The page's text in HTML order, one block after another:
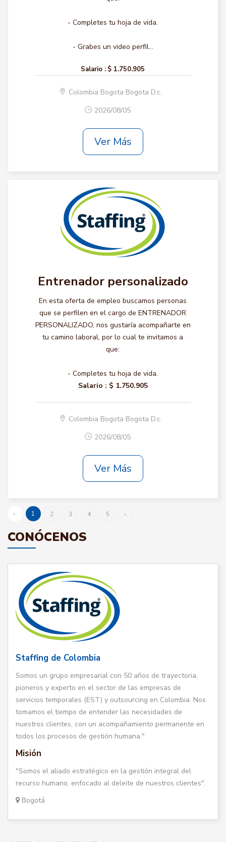
- Completes tu hoja de vida.
- Grabes un video perfil...
Salario : $ 1.750.905
Colombia Bogota Bogota D.c.
2026/08/05
Ver Más
Entrenador personalizado
En esta oferta de empleo buscamos personas
que se perfilen en el cargo de ENTRENADOR
PERSONALIZADO, nos gustaría acompañarte en
tu camino laboral, por lo cual te invitamos a
que:
- Completes tu hoja de vida.
Salario : $ 1.750.905
Colombia Bogota Bogota D.c.
2026/08/05
Ver Más
‹ 1 2 3 4 5 ›
CONÓCENOS
Staffing de Colombia
Somos un grupo empresarial con 50 años de trayectoria,
pioneros y experto en el sector de las empresas de
servicios temporales (EST) y outsourcing en Colombia. Nos
tomamos el tiempo de entender las necesidades de
nuestros clientes, con un acompañamiento permanente en
todos los procesos de gestión humana."
Misión
"Somos el aliado estratégico en la gestión integral del
recurso humano, enfocado al deleite de nuestros clientes".
Bogotá